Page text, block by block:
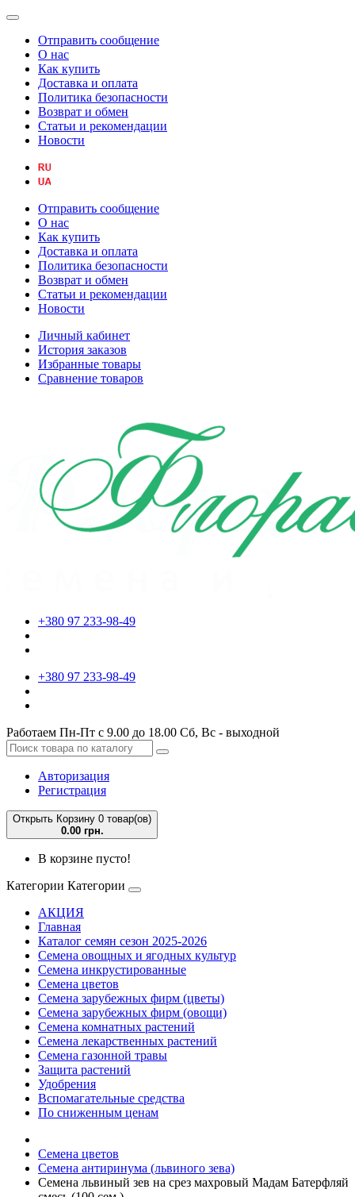
Отправить сообщение
О нас
Как купить
Доставка и оплата
Политика безопасности
Возврат и обмен
Статьи и рекомендации
Новости
Отправить сообщение
О нас
Как купить
Доставка и оплата
Политика безопасности
Возврат и обмен
Статьи и рекомендации
Новости
Личный кабинет
История заказов
Избранные товары
Сравнение товаров
+380 97 233-98-49
+380 97 233-98-49
Работаем Пн-Пт с 9.00 до 18.00 Сб, Вс - выходной
Авторизация
Регистрация
Открыть Корзину 0 товар(ов)
0.00 грн.
В корзине пусто!
Категории Категории
АКЦИЯ
Главная
Каталог семян сезон 2025-2026
Семена овощных и ягодных культур
Семена инкрустированные
Семена цветов
Семена зарубежных фирм (цветы)
Семена зарубежных фирм (овощи)
Семена комнатных растений
Семена лекарственных растений
Семена газонной травы
Защита растений
Удобрения
Вспомагательные средства
По сниженным ценам
Семена цветов
Семена антиринума (львиного зева)
Семена львиный зев на срез махровый Мадам Батерфляй